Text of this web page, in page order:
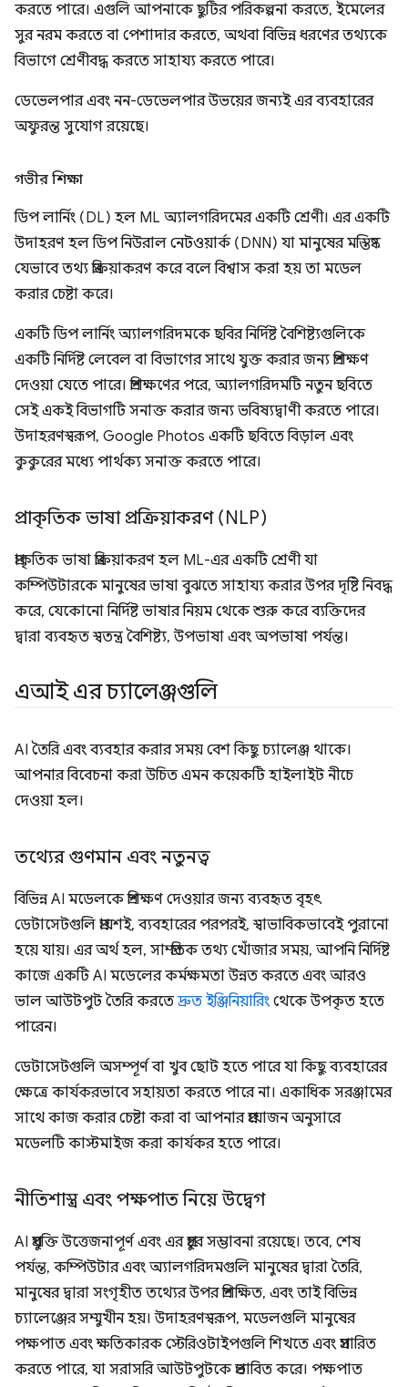
করতে পারে। এগুলি আপনাকে ছুটির পরিকল্পনা করতে, ইমেলের
সুর নরম করতে বা পেশাদার করতে, অথবা বিভিন্ন ধরণের তথ্যকে
বিভাগে শ্রেণীবদ্ধ করতে সাহায্য করতে পারে।
ডেভেলপার এবং নন-ডেভেলপার উভয়ের জন্যই এর ব্যবহারের
অফুরন্ত সুযোগ রয়েছে।
গভীর শিক্ষা
ডিপ লার্নিং (DL) হল ML অ্যালগরিদমের একটি শ্রেণী। এর একটি
উদাহরণ হল ডিপ নিউরাল নেটওয়ার্ক (DNN) যা মানুষের মস্তিষ্ক
যেভাবে তথ্য প্রক্রিয়াকরণ করে বলে বিশ্বাস করা হয় তা মডেল
করার চেষ্টা করে।
একটি ডিপ লার্নিং অ্যালগরিদমকে ছবির নির্দিষ্ট বৈশিষ্ট্যগুলিকে
একটি নির্দিষ্ট লেবেল বা বিভাগের সাথে যুক্ত করার জন্য প্রশিক্ষণ
দেওয়া যেতে পারে। প্রশিক্ষণের পরে, অ্যালগরিদমটি নতুন ছবিতে
সেই একই বিভাগটি সনাক্ত করার জন্য ভবিষ্যদ্বাণী করতে পারে।
উদাহরণস্বরূপ, Google Photos একটি ছবিতে বিড়াল এবং
কুকুরের মধ্যে পার্থক্য সনাক্ত করতে পারে।
প্রাকৃতিক ভাষা প্রক্রিয়াকরণ (NLP)
প্রাকৃতিক ভাষা প্রক্রিয়াকরণ হল ML-এর একটি শ্রেণী যা
কম্পিউটারকে মানুষের ভাষা বুঝতে সাহায্য করার উপর দৃষ্টি নিবদ্ধ
করে, যেকোনো নির্দিষ্ট ভাষার নিয়ম থেকে শুরু করে ব্যক্তিদের
দ্বারা ব্যবহৃত স্বতন্ত্র বৈশিষ্ট্য, উপভাষা এবং অপভাষা পর্যন্ত।
এআই এর চ্যালেঞ্জগুলি
AI তৈরি এবং ব্যবহার করার সময় বেশ কিছু চ্যালেঞ্জ থাকে।
আপনার বিবেচনা করা উচিত এমন কয়েকটি হাইলাইট নীচে
দেওয়া হল।
তথ্যের গুণমান এবং নতুনত্ব
বিভিন্ন AI মডেলকে প্রশিক্ষণ দেওয়ার জন্য ব্যবহৃত বৃহৎ
ডেটাসেটগুলি প্রায়শই, ব্যবহারের পরপরই, স্বাভাবিকভাবেই পুরানো
হয়ে যায়। এর অর্থ হল, সাম্প্রতিক তথ্য খোঁজার সময়, আপনি নির্দিষ্ট
কাজে একটি AI মডেলের কর্মক্ষমতা উন্নত করতে এবং আরও
ভাল আউটপুট তৈরি করতেদ্রুত ইঞ্জিনিয়ারিং থেকে উপকৃত হতে
পারেন।
ডেটাসেটগুলি অসম্পূর্ণ বা খুব ছোট হতে পারে যা কিছু ব্যবহারের
ক্ষেত্রে কার্যকরভাবে সহায়তা করতে পারে না। একাধিক সরঞ্জামের
সাথে কাজ করার চেষ্টা করা বা আপনার প্রয়োজন অনুসারে
মডেলটি কাস্টমাইজ করা কার্যকর হতে পারে।
নীতিশাস্ত্র এবং পক্ষপাত নিয়ে উদ্বেগ
AI প্রযুক্তি উত্তেজনাপূর্ণ এবং এর প্রচুর সম্ভাবনা রয়েছে। তবে, শেষ
পর্যন্ত, কম্পিউটার এবং অ্যালগরিদমগুলি মানুষের দ্বারা তৈরি,
মানুষের দ্বারা সংগৃহীত তথ্যের উপর প্রশিক্ষিত, এবং তাই বিভিন্ন
চ্যালেঞ্জের সম্মুখীন হয়। উদাহরণস্বরূপ, মডেলগুলি মানুষের
পক্ষপাত এবং ক্ষতিকারক স্টেরিওটাইপগুলি শিখতে এবং প্রসারিত
করতে পারে, যা সরাসরি আউটপুটকে প্রভাবিত করে। পক্ষপাত